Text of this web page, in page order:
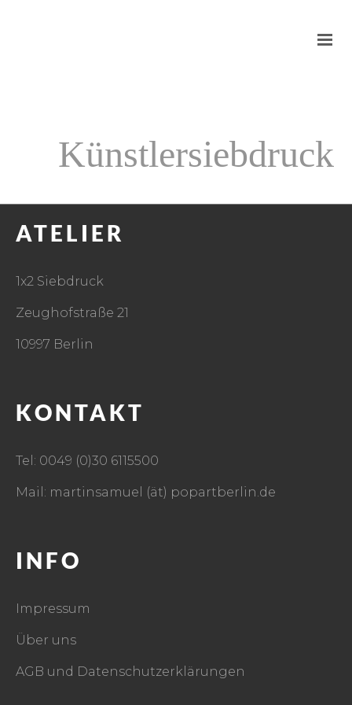
Künstlersiebdruck
ATELIER
1x2 Siebdruck
Zeughofstraße 21
10997 Berlin
KONTAKT
Tel: 0049 (0)30 6115500
Mail: martinsamuel (ät) popartberlin.de
INFO
Impressum
Über uns
AGB und Datenschutzerklärungen